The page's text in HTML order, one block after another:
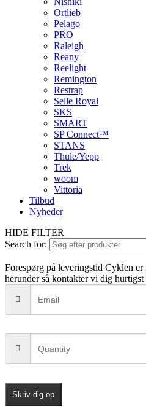
Ortlieb
Pelago
PRO
Raleigh
Reany
Reelight
Remington
Restrap
Selle Royal
SKS
SMART
SP Connect™
STANS
Thule/Yepp
Trek
woom
Vittoria
Tilbud
Nyheder
HIDE FILTER
Search for:
Forespørg på leveringstid Cyklen er
herunder så kontakter vi dig
Skriv dig op